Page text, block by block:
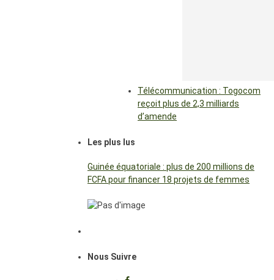
Télécommunication : Togocom
reçoit plus de 2,3 milliards
d’amende
Les plus lus
Guinée équatoriale : plus de 200 millions de
FCFA pour financer 18 projets de femmes
Nous Suivre